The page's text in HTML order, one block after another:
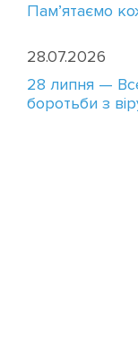
Пам’ятаємо
28.07.2026
28 липня —
боротьби з